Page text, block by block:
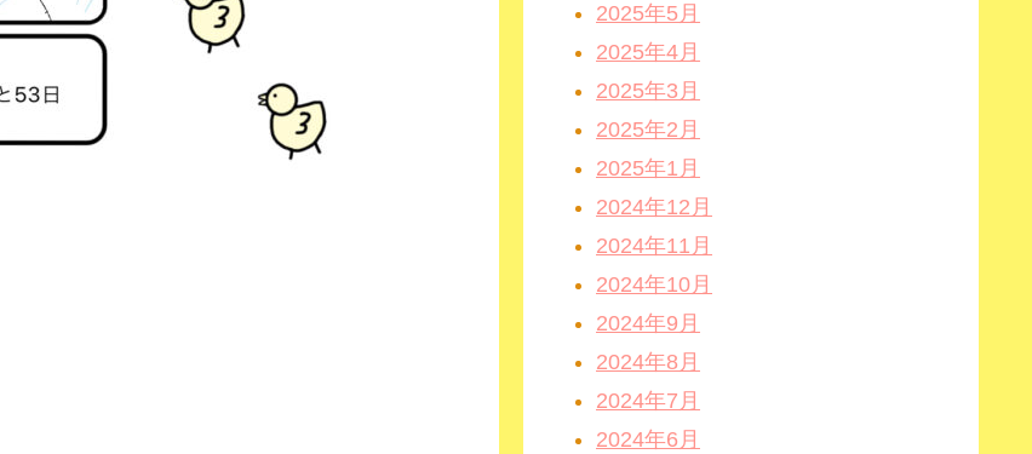
2025年5月
2025年4月
2025年3月
2025年2月
2025年1月
2024年12月
2024年11月
2024年10月
2024年9月
2024年8月
2024年7月
2024年6月